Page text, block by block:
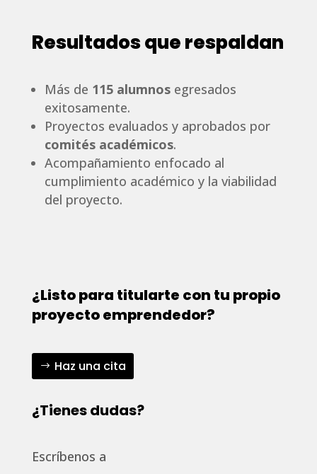
Resultados que respaldan
Más de 115 alumnosegresados
exitosamente.
Proyectos evaluados y aprobados por
comités académicos.
Acompañamiento enfocado al
cumplimiento académico y la viabilidad
del proyecto.
¿Listo para titularte con tu propio
proyecto emprendedor?
Haz una cita
¿Tienes dudas?
Escríbenos a